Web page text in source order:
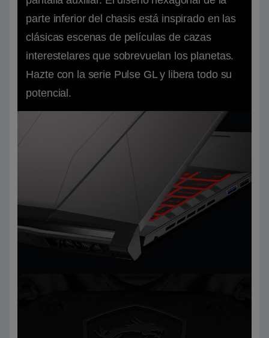
parte inferior del chasis está inspirado en las
clásicas escenas de películas de cazas
interestelares que sobrevuelan los planetas.
Hazte con la serie Pulse GL y libera todo su
potencial.